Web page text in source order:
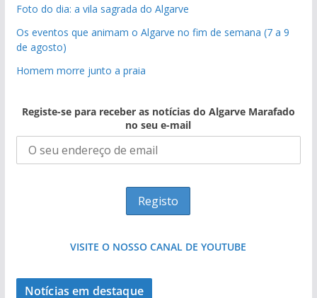
Foto do dia: a vila sagrada do Algarve
Os eventos que animam o Algarve no fim de semana (7 a 9
de agosto)
Homem morre junto a praia
Registe-se para receber as notícias do Algarve Marafado
no seu e-mail
VISITE O NOSSO CANAL DE YOUTUBE
Notícias em destaque